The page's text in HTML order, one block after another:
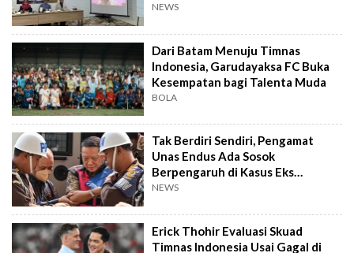
NEWS
Dari Batam Menuju Timnas
Indonesia, Garudayaksa FC Buka
Kesempatan bagi Talenta Muda
BOLA
Tak Berdiri Sendiri, Pengamat
Unas Endus Ada Sosok
Berpengaruh di Kasus Eks
Jampidsus
NEWS
Erick Thohir Evaluasi Skuad
Timnas Indonesia Usai Gagal di